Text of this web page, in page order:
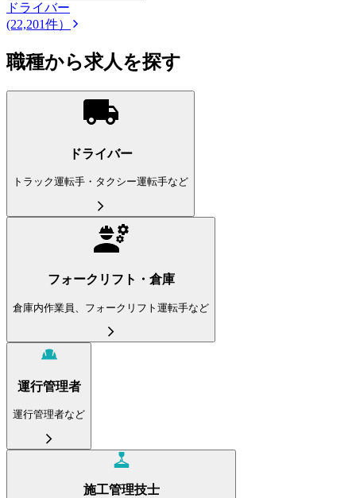
ドライバー
(22,201件）
職種から求人を探す
ドライバー
トラック運転手・タクシー運転手など
フォークリフト・倉庫
倉庫内作業員、フォークリフト運転手など
運行管理者
運行管理者など
施工管理技士